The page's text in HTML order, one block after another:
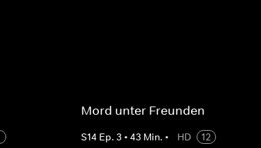
Mord unter Freunden
S14 Ep. 3 • 43 Min. • HD
12